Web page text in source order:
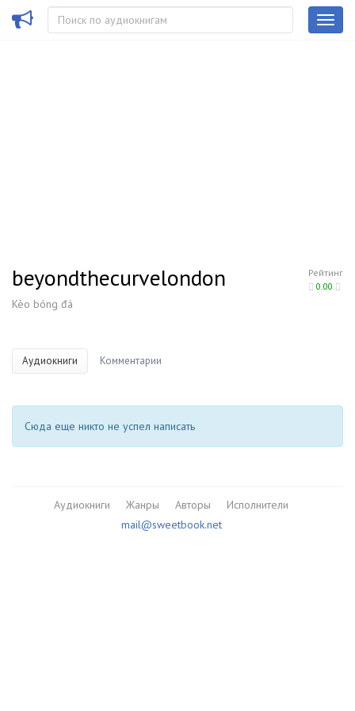
Рейтинг
0.00
beyondthecurvelondon
Kèo bóng đá
Аудиокниги Комментарии
Сюда еще никто не успел написать
Аудиокниги Жанры Авторы
Исполнители
mail@sweetbook.net